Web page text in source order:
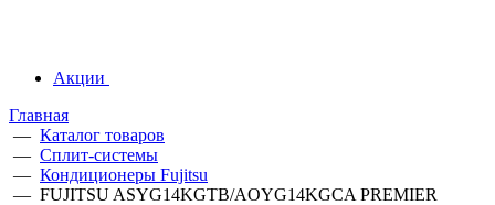
Акции
Главная
— Каталог товаров
— Сплит-системы
— Кондиционеры Fujitsu
— FUJITSU ASYG14KGTB/AOYG14KGCA PREMIER